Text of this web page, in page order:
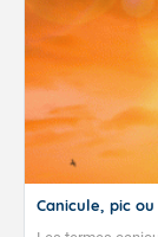
Canicule, pic